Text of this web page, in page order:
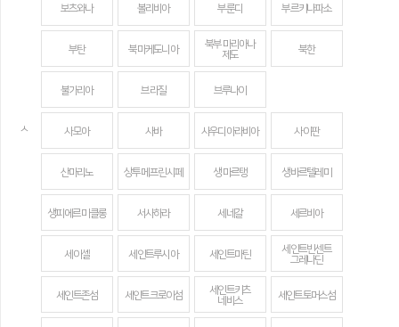
보츠와나 볼리비아 부룬디 부르키나파소
부탄 북마케도니아
북부 마리아나
제도
북한
불가리아 브라질 브루나이
ㅅ 사모아 사바 사우디아라비아 사이판
산마리노 상투메 프린시페 생 마르탱 생바르텔레미
생피에르 미클롱 서사하라 세네갈 세르비아
세이셸 세인트루시아 세인트마틴
세인트빈센트
그레나딘
세인트존섬 세인트크로이섬
세인트키츠
네비스
세인트토머스섬